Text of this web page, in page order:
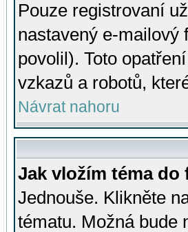
Pouze registrovaní
nastavený e-mailový
povolil). Toto
vzkazů a robotů,
Návrat nahoru
Jak vložím téma do
Jednouše. Klikněte
tématu. Možná bude